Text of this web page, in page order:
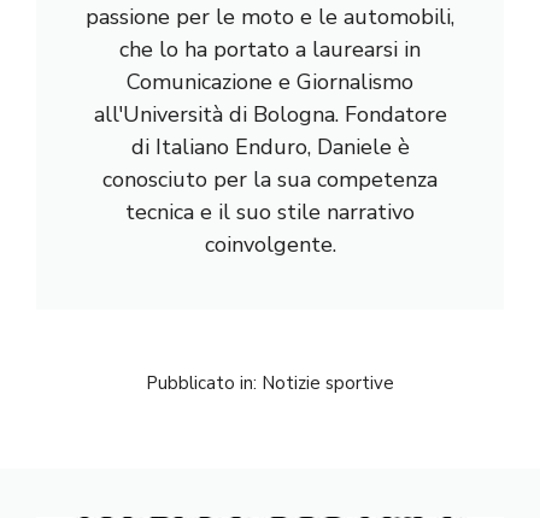
passione per le moto e le automobili,
che lo ha portato a laurearsi in
Comunicazione e Giornalismo
all'Università di Bologna. Fondatore
di Italiano Enduro, Daniele è
conosciuto per la sua competenza
tecnica e il suo stile narrativo
coinvolgente.
Pubblicato in: Notizie sportive